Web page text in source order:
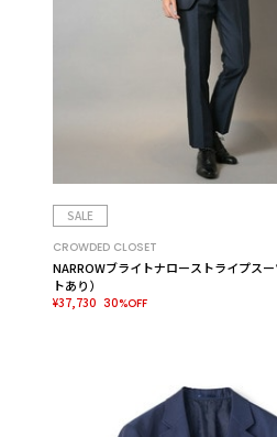
SALE
CROWDED CLOSET
NARROWブライトナローストライプス
トあり）
¥37,730 30%OFF